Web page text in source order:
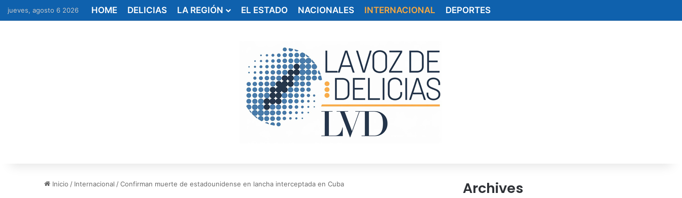
jueves, agosto 6 2026 HOME DELICIAS LA REGIÓN EL ESTADO NACIONALES INTERNACIONAL DEPORTES
Inicio / Internacional /Confirman muerte de estadounidense en lancha interceptada en Cuba Archives